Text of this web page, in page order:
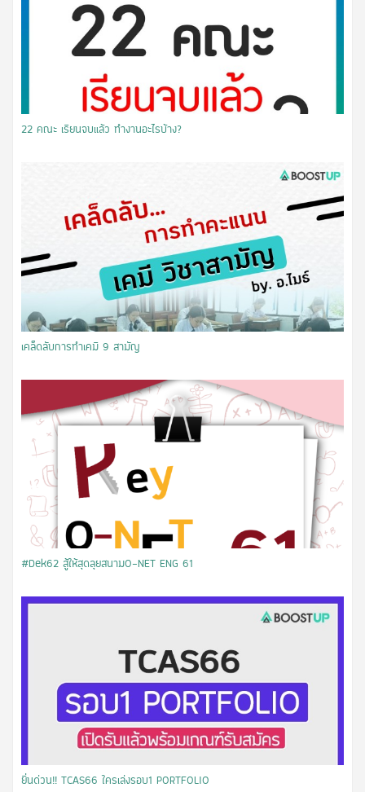
22 คณะ เรียนจบแล้ว ทำงานอะไรบ้าง?
เคล็ดลับการทำเคมี 9 สามัญ
#Dek62 สู้ให้สุดลุยสนามO-NET ENG 61
​ยื่นด่วน!! TCAS66 ใครเล่งรอบ1 PORTFOLIO